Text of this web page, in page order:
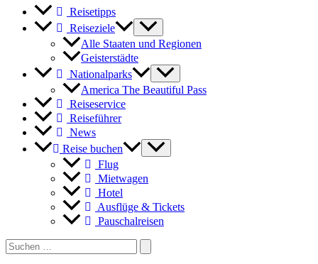
Gartenanlagen
Virginias
Reisetipps
Reiseziele
Alle Staaten und Regionen
Geisterstädte
Nationalparks
America The Beautiful Pass
Reiseservice
Reiseführer
News
Reise buchen
Flug
Mietwagen
Hotel
Ausflüge & Tickets
Pauschalreisen
Search
for: